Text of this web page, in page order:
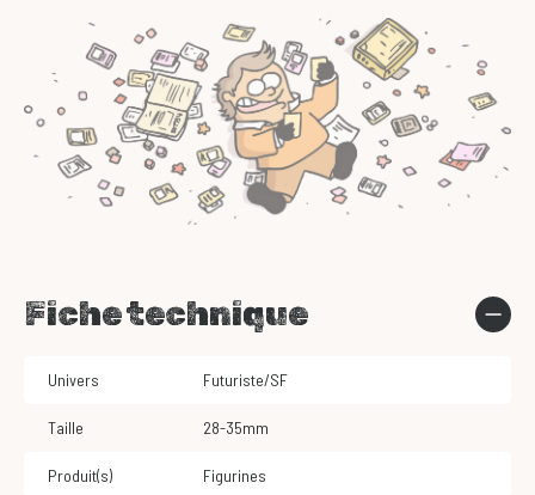
Fiche technique
Univers Futuriste/SF
Taille 28-35mm
Produit(s) Figurines